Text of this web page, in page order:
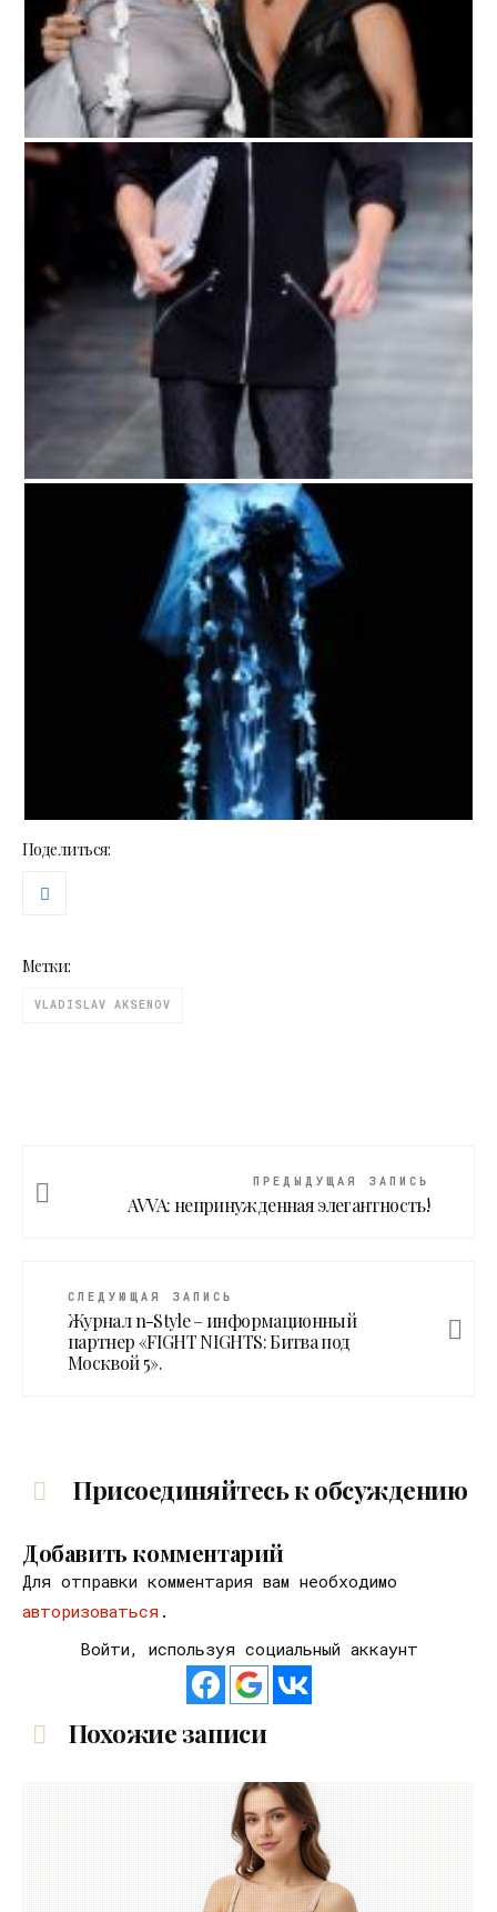
Поделиться:
Метки:
VLADISLAV AKSENOV
ПРЕДЫДУЩАЯ ЗАПИСЬ
AVVA: непринужденная элегантность!
СЛЕДУЮЩАЯ ЗАПИСЬ
Журнал n-Style – информационный
партнер «FIGHT NIGHTS: Битва под
Москвой 5».
Присоединяйтесь к обсуждению
Добавить комментарий
Для отправки комментария вам необходимо
авторизоваться .
Войти, используя социальный аккаунт
Похожие записи